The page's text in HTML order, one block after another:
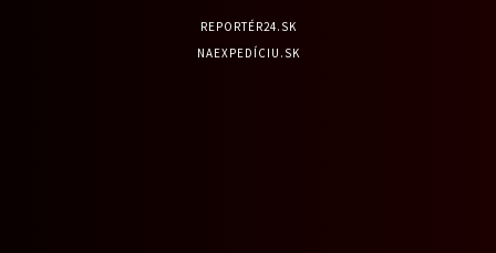
REPORTÉR24.SK
NAEXPEDÍCIU.SK